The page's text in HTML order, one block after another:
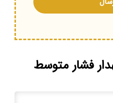
فشار متوسط